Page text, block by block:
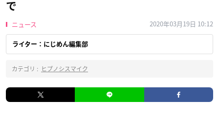
で
ニュース 2020年03月19日 10:12
ライター：にじめん編集部
カテゴリ : ヒプノシスマイク